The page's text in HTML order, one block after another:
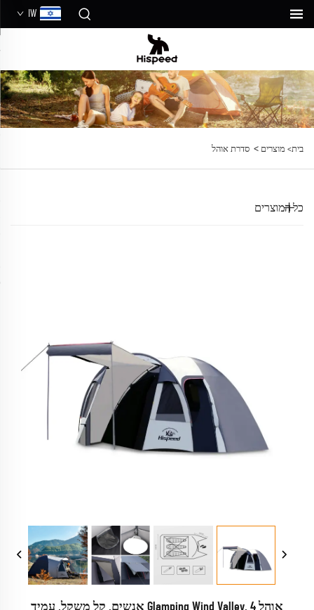
IW
בית> מוצרים > סדרת אוהל
כל המוצרים
אוהל Glamping Wind Valley, 4 אנשים, קל משקל, עמיד